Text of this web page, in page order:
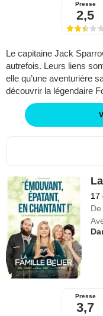
Presse
2,5
Le capitaine Jack
autrefois. Leurs liens
elle qu’une aventurière
découvrir la légendaire
17
De
Presse
3,7